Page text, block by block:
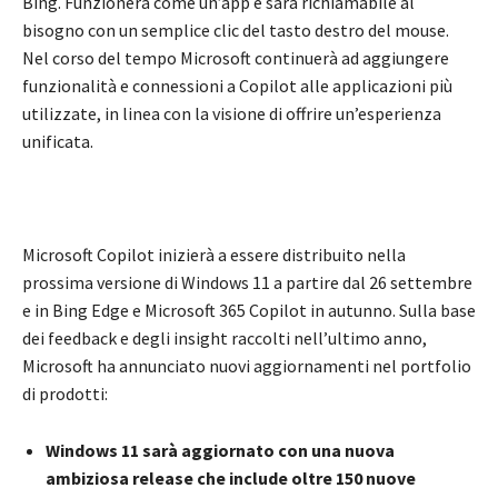
bisogno con un semplice clic del tasto destro del mouse.
Nel corso del tempo Microsoft continuerà ad aggiungere
funzionalità e connessioni a Copilot alle applicazioni più
utilizzate, in linea con la visione di offrire un’esperienza
unificata.
Microsoft Copilot inizierà a essere distribuito nella
prossima versione di Windows 11 a partire dal 26 settembre
e in Bing Edge e Microsoft 365 Copilot in autunno. Sulla base
dei feedback e degli insight raccolti nell’ultimo anno,
Microsoft ha annunciato nuovi aggiornamenti nel portfolio
di prodotti:
Windows 11 sarà aggiornato con una nuova
ambiziosa release che include oltre 150 nuove